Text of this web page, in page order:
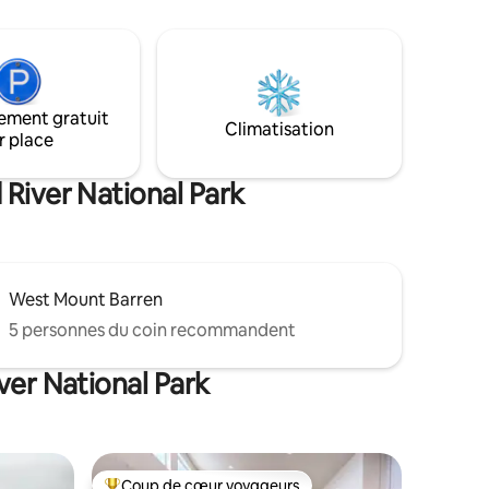
Bay.
facile
de
et
juillet à octobre 👉 Arrivée facile – coffre
autorisés Votre havre de paix côtier vous
gratuit
place
Climatisation
National Park
West Mount Barren
5 personnes du coin recommandent
National Park